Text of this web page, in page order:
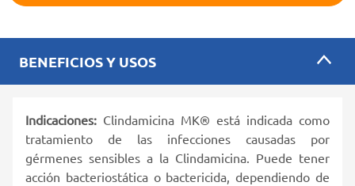
BENEFICIOS Y USOS
Indicaciones: Clindamicina MK® está indicada como
tratamiento de las infecciones causadas por
gérmenes sensibles a la Clindamicina. Puede tener
acción bacteriostática o bactericida, dependiendo de